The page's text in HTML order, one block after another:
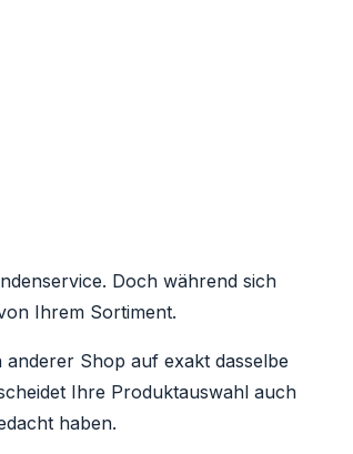
Doch während sich
Ihrem Sortiment.
Shop auf exakt dasselbe
Ihre Produktauswahl auch
haben.